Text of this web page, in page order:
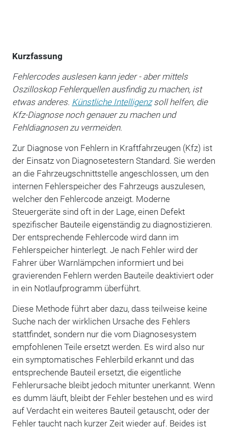
Kurzfassung
Fehlercodes auslesen kann jeder - aber mittels
Oszilloskop Fehlerquellen ausfindig zu machen, ist
etwas anderes. Künstliche Intelligenzsoll helfen, die
Kfz-Diagnose noch genauer zu machen und
Fehldiagnosen zu vermeiden.
Zur Diagnose von Fehlern in Kraftfahrzeugen (Kfz) ist
der Einsatz von Diagnosetestern Standard. Sie werden
an die Fahrzeugschnittstelle angeschlossen, um den
internen Fehlerspeicher des Fahrzeugs auszulesen,
welcher den Fehlercode anzeigt. Moderne
Steuergeräte sind oft in der Lage, einen Defekt
spezifischer Bauteile eigenständig zu diagnostizieren.
Der entsprechende Fehlercode wird dann im
Fehlerspeicher hinterlegt. Je nach Fehler wird der
Fahrer über Warnlämpchen informiert und bei
gravierenden Fehlern werden Bauteile deaktiviert oder
in ein Notlaufprogramm überführt.
Diese Methode führt aber dazu, dass teilweise keine
Suche nach der wirklichen Ursache des Fehlers
stattfindet, sondern nur die vom Diagnosesystem
empfohlenen Teile ersetzt werden. Es wird also nur
ein symptomatisches Fehlerbild erkannt und das
entsprechende Bauteil ersetzt, die eigentliche
Fehlerursache bleibt jedoch mitunter unerkannt. Wenn
es dumm läuft, bleibt der Fehler bestehen und es wird
auf Verdacht ein weiteres Bauteil getauscht, oder der
Fehler taucht nach kurzer Zeit wieder auf. Beides ist